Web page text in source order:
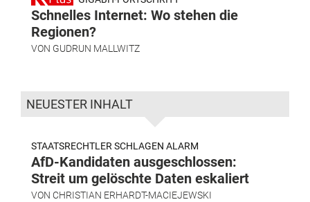
Schnelles Internet: Wo stehen die
Regionen?
VON GUDRUN MALLWITZ
NEUESTER INHALT
STAATSRECHTLER SCHLAGEN ALARM
AfD-Kandidaten ausgeschlossen:
Streit um gelöschte Daten eskaliert
VON CHRISTIAN ERHARDT-MACIEJEWSKI